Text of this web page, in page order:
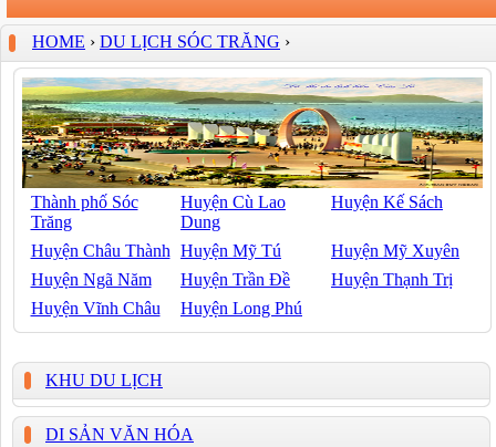
HOME › DU LỊCH SÓC TRĂNG ›
Thành phố Sóc
Trăng
Huyện Cù Lao
Dung
Huyện Kế Sách
Huyện Châu Thành Huyện Mỹ Tú
Huyện Mỹ Xuyên
Huyện Ngã Năm
Huyện Trần Đề
Huyện Thạnh Trị
Huyện Vĩnh Châu
Huyện Long Phú
KHU DU LỊCH
DI SẢN VĂN HÓA